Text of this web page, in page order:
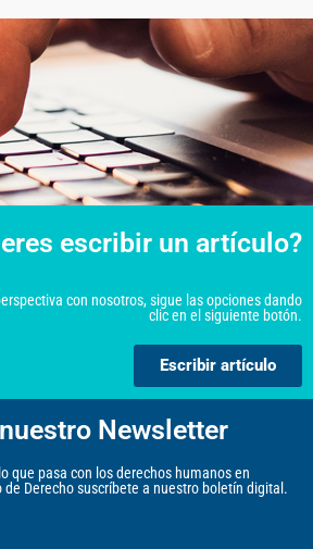
escribir un artículo?
con nosotros, sigue las opciones dando
clic en el siguiente botón.
Escribir artículo
Newsletter
que pasa con los derechos humanos en
Derecho suscríbete a nuestro boletín digital.